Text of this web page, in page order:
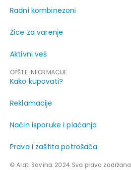
Radni kombinezoni
Žice za varenje
Aktivni veš
OPŠTE INFORMACIJE
Kako kupovati?
Reklamacije
Način isporuke i plaćanja
Prava i zaštita potrošača
© Alati Savina. 2024. Sva prava zadržana